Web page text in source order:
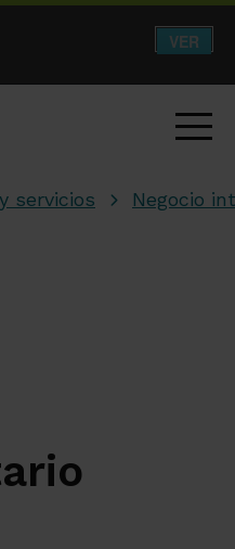
VER
servicios Negocio